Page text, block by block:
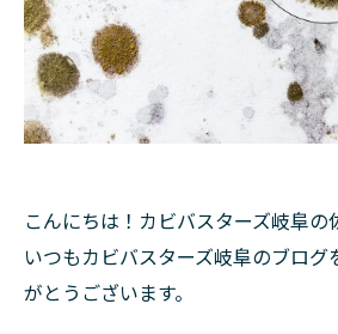
こんにちは！カビバスターズ岐阜の
いつもカビバスターズ岐阜のブログ
がとうございます。